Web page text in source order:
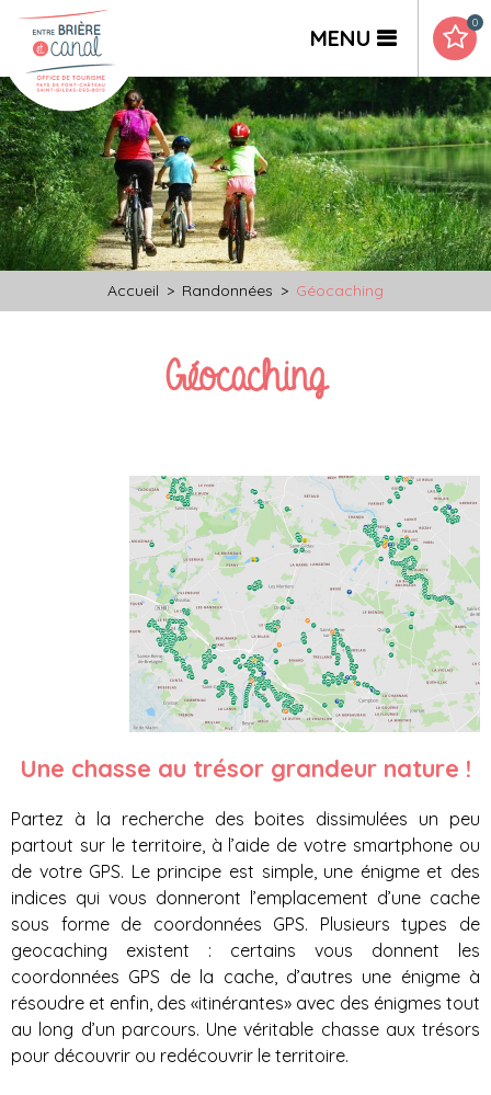
MENU
0
Accueil > Randonnées > Géocaching
Géocaching
Une chasse au trésor grandeur nature !
Partez à la recherche des boites dissimulées un peu
partout sur le territoire, à l’aide de votre smartphone ou
de votre GPS. Le principe est simple, une énigme et des
indices qui vous donneront l’emplacement d’une cache
sous forme de coordonnées GPS. Plusieurs types de
geocaching existent : certains vous donnent les
coordonnées GPS de la cache, d’autres une énigme à
résoudre et enfin, des «itinérantes» avec des énigmes tout
au long d’un parcours. Une véritable chasse aux trésors
pour découvrir ou redécouvrir le territoire.